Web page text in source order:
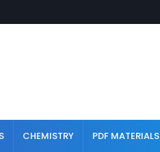
CHEMISTRY PDF MATERIALS